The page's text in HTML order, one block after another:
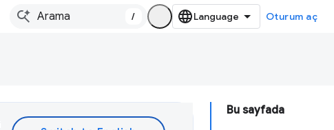
/ Oturum aç
Bu sayfada